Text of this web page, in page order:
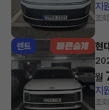
지
조
렌트 현
월
지
조